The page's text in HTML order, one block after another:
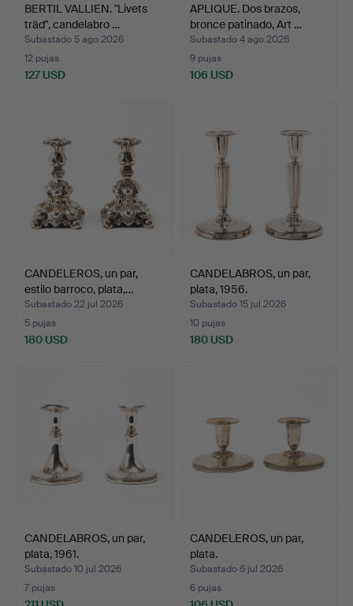
BERTIL VALLIEN. "Livets
träd", candelabro …
Subastado 5 ago 2026
12 pujas
127 USD
APLIQUE. Dos brazos,
bronce patinado, Art …
Subastado 4 ago 2026
9 pujas
106 USD
CANDELEROS, un par,
estilo barroco, plata,…
Subastado 22 jul 2026
5 pujas
180 USD
CANDELABROS, un par,
plata, 1956.
Subastado 15 jul 2026
10 pujas
180 USD
CANDELABROS, un par,
plata, 1961.
Subastado 10 jul 2026
7 pujas
CANDELEROS, un par,
plata.
Subastado 6 jul 2026
6 pujas